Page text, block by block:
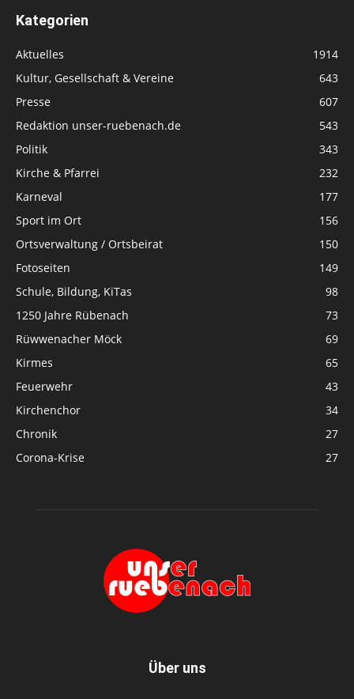
Kategorien
Aktuelles
1914
Kultur, Gesellschaft & Vereine
643
Presse
607
Redaktion unser-ruebenach.de
543
Politik
343
Kirche & Pfarrei
232
Karneval
177
Sport im Ort
156
Ortsverwaltung / Ortsbeirat
150
Fotoseiten
149
Schule, Bildung, KiTas
98
1250 Jahre Rübenach
73
Rüwwenacher Möck
69
Kirmes
65
Feuerwehr
43
Kirchenchor
34
Chronik
27
Corona-Krise
27
Über uns